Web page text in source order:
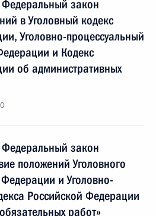
Федеральный закон
в Уголовный кодекс
Уголовно-процессуальный
и Кодекс
об административных
Федеральный закон
положений Уголовного
и Уголовно-
Российской Федерации
работ»